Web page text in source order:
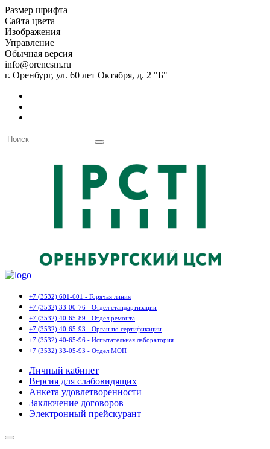
Размер шрифта
Сайта цвета
Изображения
Управление
Обычная версия
info@orencsm.ru
г. Оренбург, ул. 60 лет Октября, д. 2 "Б"
+7 (3532) 601-601 - Горячая линия
+7 (3532) 33-00-76 - Отдел стандартизации
+7 (3532) 40-65-89 - Отдел ремонта
+7 (3532) 40-65-93 - Орган по сертификации
+7 (3532) 40-65-96 - Испытательная лаборатория
+7 (3532) 33-05-93 - Отдел МОП
Личный кабинет
Версия для слабовидящих
Анкета удовлетворенности
Заключение договоров
Электронный прейскурант